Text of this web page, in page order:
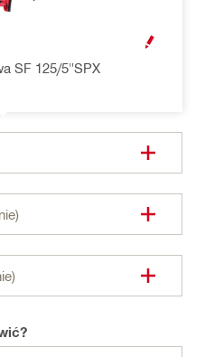
SF 125/5"SPX
OPEN MODAL